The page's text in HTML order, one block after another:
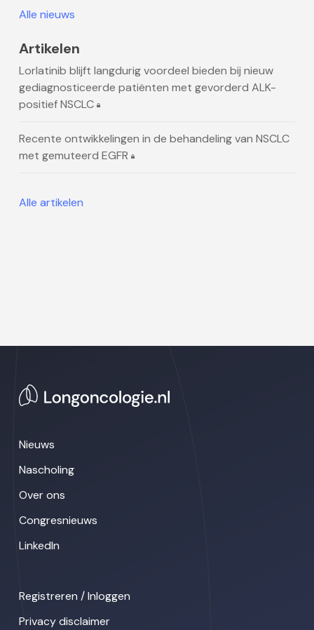
Alle nieuws
Artikelen
Lorlatinib blijft langdurig voordeel bieden bij nieuw
gediagnosticeerde patiënten met gevorderd ALK-
positief NSCLC
Recente ontwikkelingen in de behandeling van NSCLC
met gemuteerd EGFR
Alle artikelen
Nieuws
Nascholing
Over ons
Congresnieuws
LinkedIn
Registreren / Inloggen
Privacy disclaimer